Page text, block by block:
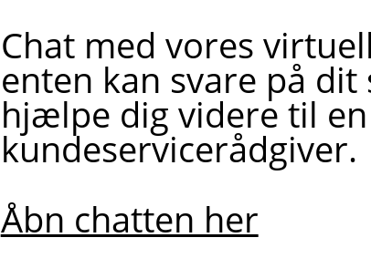
Chat med vores
enten kan svare på
hjælpe dig videre til en
kundeservicerådgiver.
Åbn chatten her